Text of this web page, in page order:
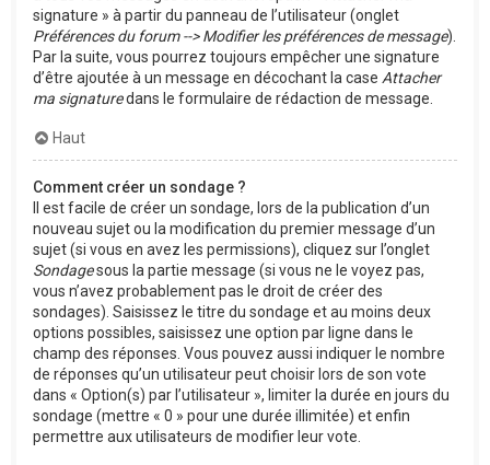
signature » à partir du panneau de l’utilisateur (onglet
Préférences du forum --> Modifier les préférences de message).
Par la suite, vous pourrez toujours empêcher une signature
d’être ajoutée à un message en décochant la case Attacher
ma signaturedans le formulaire de rédaction de message.
Haut
Comment créer un sondage ?
Il est facile de créer un sondage, lors de la publication d’un
nouveau sujet ou la modification du premier message d’un
sujet (si vous en avez les permissions), cliquez sur l’onglet
Sondagesous la partie message (si vous ne le voyez pas,
vous n’avez probablement pas le droit de créer des
sondages). Saisissez le titre du sondage et au moins deux
options possibles, saisissez une option par ligne dans le
champ des réponses. Vous pouvez aussi indiquer le nombre
de réponses qu’un utilisateur peut choisir lors de son vote
dans « Option(s) par l’utilisateur », limiter la durée en jours du
sondage (mettre « 0 » pour une durée illimitée) et enfin
permettre aux utilisateurs de modifier leur vote.